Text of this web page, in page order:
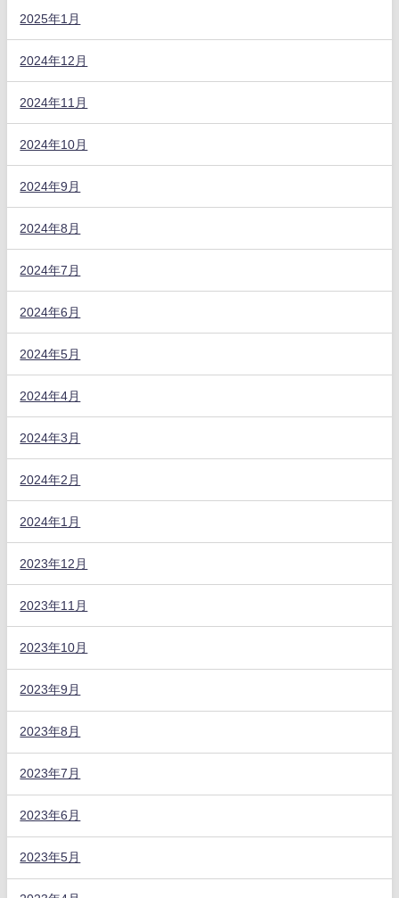
2025年1月
2024年12月
2024年11月
2024年10月
2024年9月
2024年8月
2024年7月
2024年6月
2024年5月
2024年4月
2024年3月
2024年2月
2024年1月
2023年12月
2023年11月
2023年10月
2023年9月
2023年8月
2023年7月
2023年6月
2023年5月